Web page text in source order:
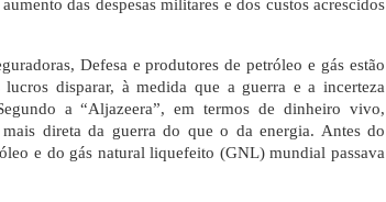
das despesas militares e dos custos acrescidos
Defesa e produtores de petróleo e gás estão
disparar, à medida que a guerra e a incerteza
a “Aljazeera”, em termos de dinheiro vivo,
direta da guerra do que o da energia. Antes do
e do gás natural liquefeito (GNL) mundial passava